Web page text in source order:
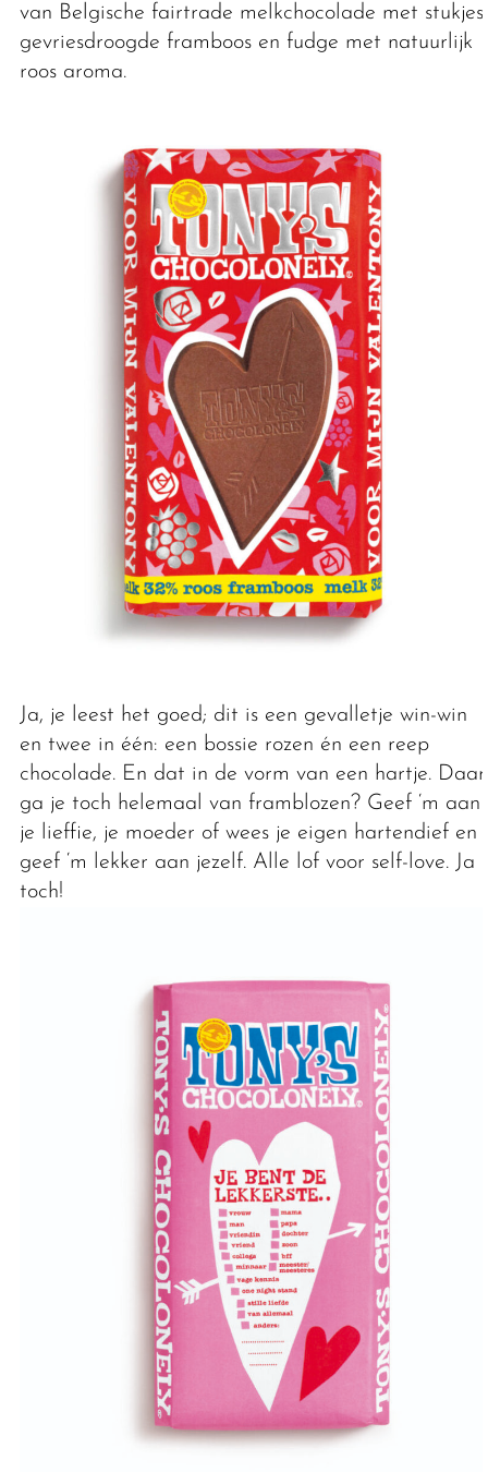
van Belgische fairtrade melkchocolade met stukjes
gevriesdroogde framboos en fudge met natuurlijk
roos aroma.
Ja, je leest het goed; dit is een gevalletje win-win
en twee in één: een bossie rozen én een reep
chocolade. En dat in de vorm van een hartje. Daar
ga je toch helemaal van framblozen? Geef ‘m aan
je lieffie, je moeder of wees je eigen hartendief en
geef ‘m lekker aan jezelf. Alle lof voor self-love. Ja
toch!